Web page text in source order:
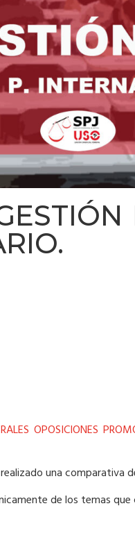
OPOSICIONES
una comparativa
de los temas que